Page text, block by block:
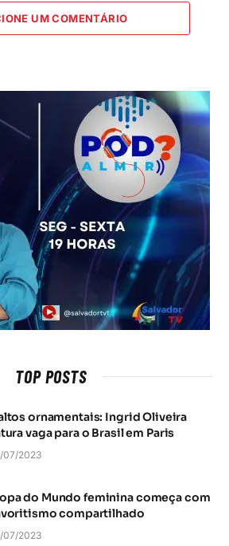
UM COMENTÁRIO
TOP POSTS
ornamentais: Ingrid Oliveira
vaga para o Brasil em Paris
07/2023
do Mundo feminina começa com
compartilhado
07/2023